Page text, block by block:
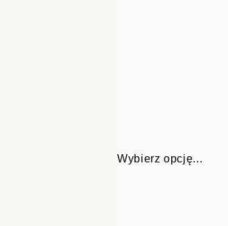
Wybierz opcję...